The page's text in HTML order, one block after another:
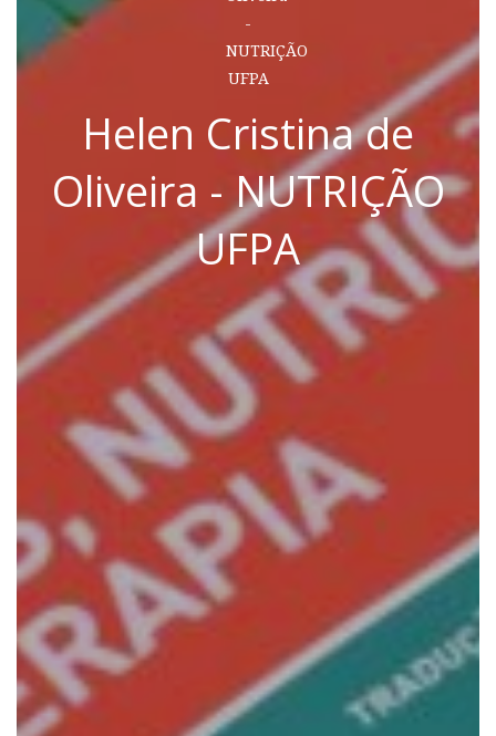
Helen Cristina de
Oliveira - NUTRIÇÃO
UFPA